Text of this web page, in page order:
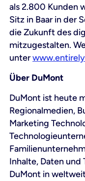
als 2.800 Kunden
Sitz in Baar in der
die Zukunft des
mitzugestalten.
unter
Über DuMont
DuMont ist heute
Regionalmedien,
Marketing
Inhalte, Daten
DuMont in